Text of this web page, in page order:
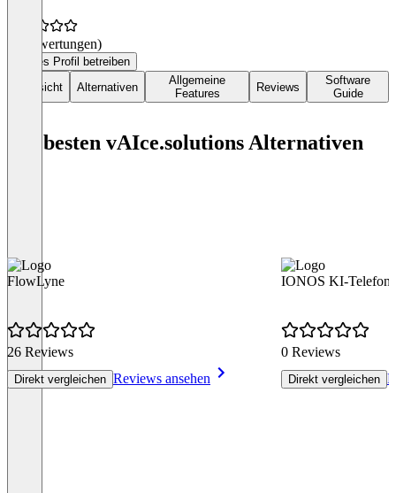
(0 Bewertungen)
Dieses Profil betreiben
Übersicht
Alternativen
Allgemeine
Features
Reviews
Software
Guide
Die besten vAIce.solutions Alternativen
FlowLyne
26 Reviews
Direkt vergleichen Reviews ansehen
IONOS KI-
0 Reviews
Direkt vergleichen